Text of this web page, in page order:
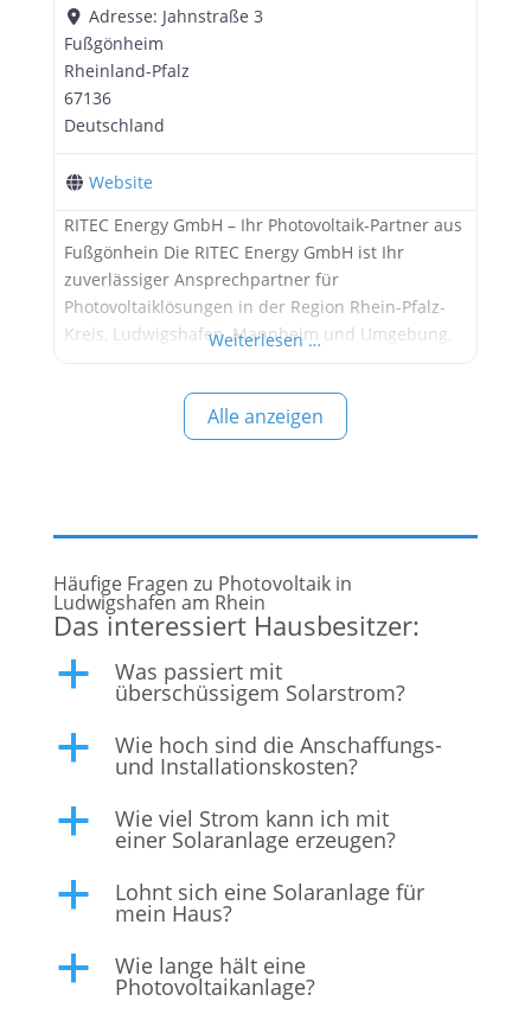
Adresse: Jahnstraße 3
Fußgönheim
Rheinland-Pfalz
67136
Deutschland
Website
RITEC Energy GmbH – Ihr Photovoltaik-Partner aus
Fußgönhein Die RITEC Energy GmbH ist Ihr
zuverlässiger Ansprechpartner für
Photovoltaiklösungen in der Region Rhein-Pfalz-
Kreis, Ludwigshafen, Mannheim und Umgebung.
Solaranlagen mit Speichersystemen, übernimmt
die Anmeldung beim Netzbetreiber, sorgt für eine
lückenlose Dokumentation und steht Ihnen als
Weiterlesen …
Alle anzeigen
Häufige Fragen zu Photovoltaik in
Ludwigshafen am Rhein
Das interessiert Hausbesitzer:
a Was passiert mit
überschüssigem Solarstrom?
a Wie hoch sind die Anschaffungs-
und Installationskosten?
a Wie viel Strom kann ich mit
einer Solaranlage erzeugen?
a Lohnt sich eine Solaranlage für
mein Haus?
a Wie lange hält eine
Photovoltaikanlage?